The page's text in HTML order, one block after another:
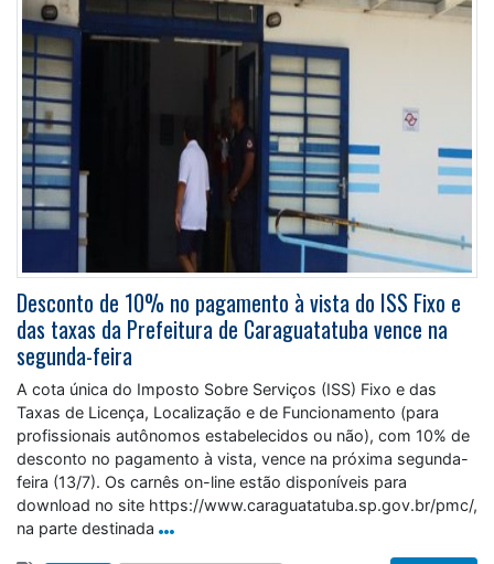
Desconto de 10% no pagamento à vista do ISS Fixo e
das taxas da Prefeitura de Caraguatatuba vence na
segunda-feira
A cota única do Imposto Sobre Serviços (ISS) Fixo e das
Taxas de Licença, Localização e de Funcionamento (para
profissionais autônomos estabelecidos ou não), com 10% de
desconto no pagamento à vista, vence na próxima segunda-
feira (13/7). Os carnês on-line estão disponíveis para
download no site https://www.caraguatatuba.sp.gov.br/pmc/,
na parte destinada